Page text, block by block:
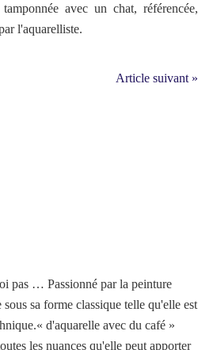
avec un chat, référencée,
l'aquarelliste.
Article suivant »
pas … Passionné par la peinture
sa forme classique telle qu'elle est
d'aquarelle avec du café »
les nuances qu'elle peut apporter